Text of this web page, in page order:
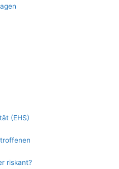
(EHS)
riskant?